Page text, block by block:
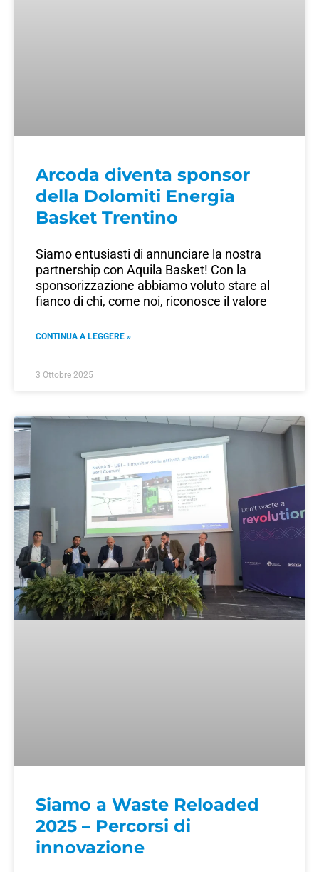
Arcoda diventa sponsor
della Dolomiti Energia
Basket Trentino
Siamo entusiasti di annunciare la nostra
partnership con Aquila Basket! Con la
sponsorizzazione abbiamo voluto stare al
fianco di chi, come noi, riconosce il valore
CONTINUA A LEGGERE »
3 Ottobre 2025
Siamo a Waste Reloaded
2025 – Percorsi di
innovazione